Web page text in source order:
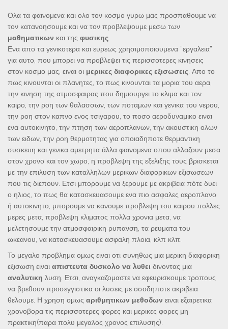
Ολα τα φαινομενα και ολο τον κοσμο γυρω μας προσπαθουμε να
τον κατανοησουμε και να τον προβλεψουμε μεσω των
μαθηματικων και της φυσικης
Ενα απο τα γενικοτερα και ευρεως χρησιμοποιουμενα “εργαλεια”
για αυτο, που μπορει να προβλεψει τις περισσοτερες κινησεις
στον κοσμο μας, ειναι οι μερικες διαφορικες εξισωσεις . Απο το
πως κινουνται οι πλανητες, το πως κινουνται τα μορια του αερα,
την κινηση της ατμοσφαιρας που δημιουργει το κλιμα και τον
καιρο, την ροη των θαλασσων, των ποταμων και γενικα του νερου,
την ροη στον καπνο ενος τσιγαρου, το ποσο αεροδυναμικο ειναι
ενα αυτοκινητο, την πτηση των αεροπλανων, την ακουστικη ολων
των ειδων, την ροη θερμοτητας για οποιαδηποτε θερμαντικη
συσκευη και γενικα αμετρητα άλλα φαινομενα οπου αλλαζουν μεσα
στον χρονο και τον χωρο, η προβλεψη της εξελιξης τους βρισκεται
με την επιλυση των καταλληλων μερικων διαφορικων εξισωσεων
που τις διεπουν. Ετσι μπορουμε να ξερουμε με ακριβεια πότε δυει
ο ηλιος, το πως θα κατασκευασουμε ενα πιο ασφαλες αεροπλανο
ή αυτοκινητο, μπορουμε να κανουμε προβλεψη του καιρου πολλες
μερες μετα, προβλεψη κλιματος πολλα χρονια μετα, να
μελετησουμε την ατμοσφαιρικη ρυπανση, τα ρευματα του
ωκεανου, να κατασκευασουμε ασφαλη πλοια, κλπ κλπ.
Το μεγαλο προβλημα ομως ειναι οτι συνηθως μια μερικη διαφορικη
εξισωση ειναι απιστευτα δυσκολο να λυθει δινοντας μια
αναλυτικη λυση. Ετσι, αναγκαζομαστε να εφευρισκουμε τροπους
να βρεθουν προσεγγιστικα οι λυσεις με οσοδηποτε ακριβεια
θελουμε. Η χρηση ομως αριθμητικων μεθοδων ειναι εξαιρετικα
χρονοβορα τις περισσοτερες φορες και μερικες φορες μη
πρακτικη(παρα πολυ μεγαλος χρονος επιλυσης).